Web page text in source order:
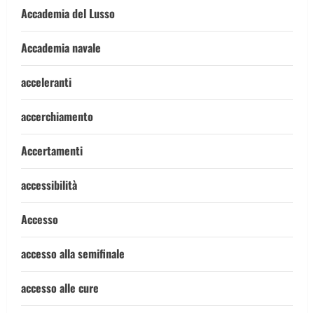
Accademia del Lusso
Accademia navale
acceleranti
accerchiamento
Accertamenti
accessibilità
Accesso
accesso alla semifinale
accesso alle cure